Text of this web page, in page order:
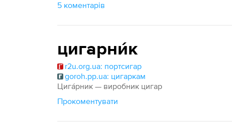
5 коментарів
цигарни́к
r2u.org.ua: портсигар
goroh.pp.ua: цигаркам
Цигáрник — виробник цигар
Прокоментувати